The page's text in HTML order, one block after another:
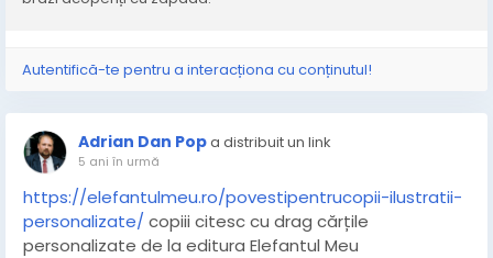
#cadouripersonalizate
#copiifericiti
#copiisanatosi
#citimcudrag
#lecturaplacuta
#psihologiecopii
#cadou
#ideecadou#cadoupersonalizat
#cartepersonalizata
#momentemagice
#cadoucopii #invatam
Autentifică-te pentru a interacționa cu conținutul!
Adrian Dan Popa distribuit un link
5 ani în urmă
https://elefantulmeu.ro/povestipentrucopii-ilustratii-
personalizate/ copiii citesc cu drag cărțile
personalizate de la editura Elefantul Meu